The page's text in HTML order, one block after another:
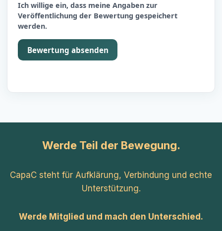
Ich willige ein, dass meine Angaben zur
Veröffentlichung der Bewertung gespeichert
werden.
Bewertung absenden
Werde Teil der Bewegung.
CapaC steht für Aufklärung, Verbindung und echte
Unterstützung.
Werde Mitglied und mach den Unterschied.